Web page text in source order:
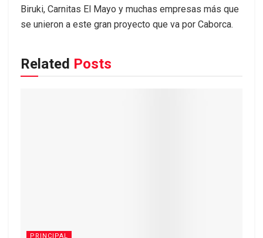
Biruki, Carnitas El Mayo y muchas empresas más que
se unieron a este gran proyecto que va por Caborca.
Related Posts
PRINCIPAL